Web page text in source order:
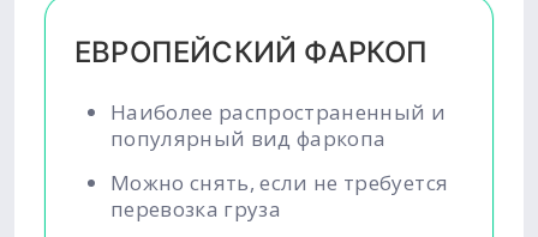
ЕВРОПЕЙСКИЙ ФАРКОП
Наиболее распространенный и
популярный вид фаркопа
Можно снять, если не требуется
перевозка груза